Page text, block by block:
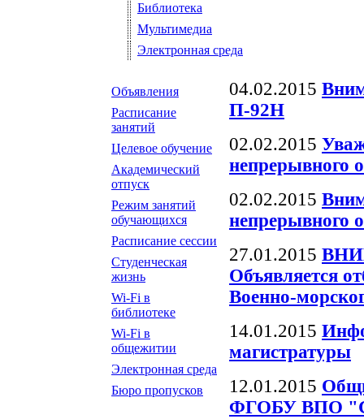
Библиотека
Мультимедиа
Электронная среда
Объявления
Расписание
занятий
Целевое обучение
Академический
отпуск
Режим занятий
обучающихся
Расписание сессии
Студенческая
жизнь
Wi-Fi в
библиотеке
Wi-Fi в
общежитии
Электронная среда
Бюро пропусков
04.02.2015
П-92Н
02.02.2015
непрерывного
02.02.2015
непрерывного
27.01.2015
Объявляется
Военно-
14.01.2015
магистратуры
12.01.2015
ФГОБУ ВПО